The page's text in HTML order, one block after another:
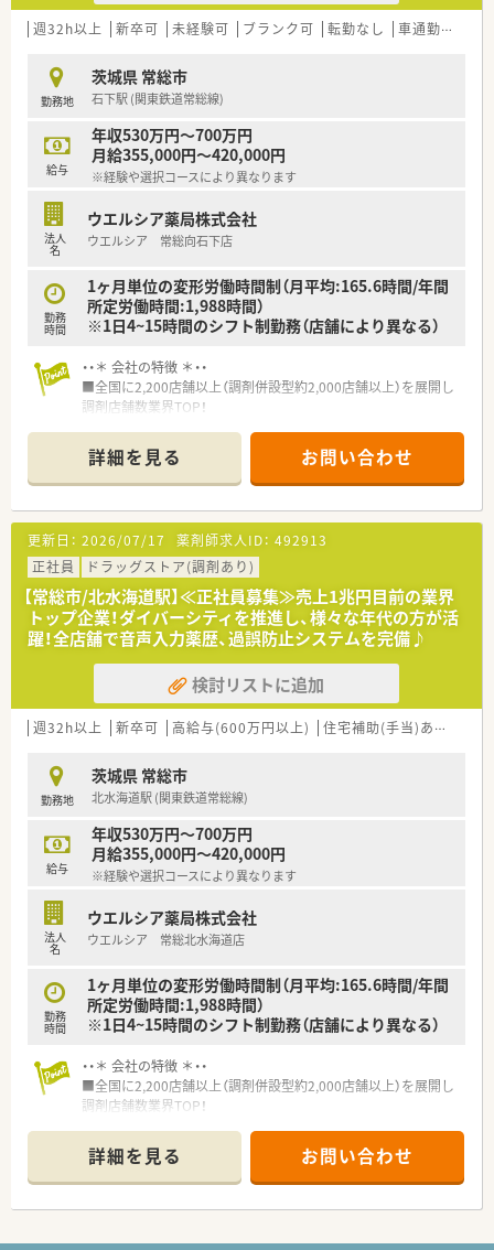
域は多種多様です。
■在宅実施店舗は年々増加しており、在宅医療へもしっかりと関
■育児休暇は3歳まで取得が可能で、時短制度は小学5年生まで
時短勤務ができるよう変更予定です。
■年間休日が120日とワークライフバランスが整っています
■日用品から常備薬まで、従業員割引制度など嬉しいメリットも
たくさんあります！
週32h以上 新卒可 未経験可 ブランク可 転勤なし 車通勤可
勤務地
茨城県 常総市
石下駅 (関東鉄道常総線)
給与
年収530万円～700万円
月給355,000円～420,000円
※経験や選択コースにより異なります
法人
名
ウエルシア薬局株式会社
ウエルシア 常総向石下店
勤務
時間
1ヶ月単位の変形労働時間制（月平均:165.6時間/年間
所定労働時間:1,988時間）
※1日4~15時間のシフト制勤務（店舗により異なる）
・・＊ 会社の特徴 ＊・・
■全国に2,200店舗以上（調剤併設型約2,000店舗以上）を展開し
調剤店舗数業界TOP！
頑張り次第で高給与も可能！
■経験や勤務コースによりますが、経験の少ない方でも500万前
半スタートと業界TOP水準！
■職種や職域に合わせ、豊富な社内研修や外部組織と連携した研
修を用意されています
■薬剤師が中心の会社だからこそ活躍できるキャリアパスが多
種多様に用意されています。
■店舗拡大に伴い、エリアマネジャーや営業部長等のマネジメン
トのポジションも増えます。
■在宅や教育等の専門性を活かせるスペシャリストを目指すこ
とも可能です。
■その他にも、管理部門や商品部門等の本社スタッフなど活動領
域は多種多様です。
■在宅実施店舗は年々増加しており、在宅医療へもしっかりと関
わる事ができます。
時短勤務ができるよう変更予定です。
■年間休日が120日とワークライフバランスが整っています
■日用品から常備薬まで、従業員割引制度など嬉しいメリットも
たくさんあります！
詳細を見る お問い合わせ
更新日： 2026/07/17 薬剤師求人ID： 492913
正社員
ドラッグストア(調剤あり)
【常総市/北水海道駅】≪正社員募集≫売上1兆円目前の業界
トップ企業！ダイバーシティを推進し、様々な年代の方が活
躍！全店舗で音声入力薬歴、過誤防止システムを完備♪
検討リストに追加
週32h以上 新卒可 高給与(600万円以上) 住宅補助(手当)あり
勤務地
茨城県 常総市
北水海道駅 (関東鉄道常総線)
給与
年収530万円～700万円
月給355,000円～420,000円
※経験や選択コースにより異なります
法人
名
ウエルシア薬局株式会社
ウエルシア 常総北水海道店
勤務
時間
1ヶ月単位の変形労働時間制（月平均:165.6時間/年間
所定労働時間:1,988時間）
※1日4~15時間のシフト制勤務（店舗により異なる）
・・＊ 会社の特徴 ＊・・
■全国に2,200店舗以上（調剤併設型約2,000店舗以上）を展開し
調剤店舗数業界TOP！
頑張り次第で高給与も可能！
■経験や勤務コースによりますが、経験の少ない方でも500万前
半スタートと業界TOP水準！
■職種や職域に合わせ、豊富な社内研修や外部組織と連携した研
■薬剤師が中心の会社だからこそ活躍できるキャリアパスが多
詳細を見る お問い合わせ